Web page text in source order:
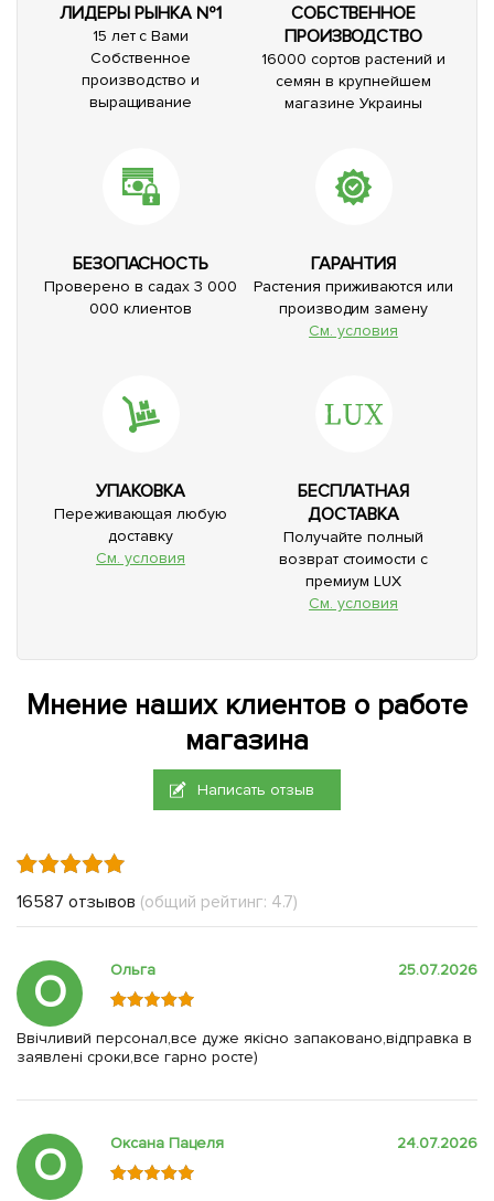
ЛИДЕРЫ РЫНКА №1
15 лет с Вами
Собственное
производство и
выращивание
СОБСТВЕННОЕ
ПРОИЗВОДСТВО
16000 сортов растений и
семян в крупнейшем
магазине Украины
БЕЗОПАСНОСТЬ
Проверено в садах 3 000
000 клиентов
ГАРАНТИЯ
Растения приживаются или
производим замену
См. условия
УПАКОВКА
Переживающая любую
доставку
См. условия
БЕСПЛАТНАЯ
ДОСТАВКА
Получайте полный
возврат стоимости с
премиум LUX
См. условия
Мнение наших клиентов о работе
магазина
Написать отзыв
16587 отзывов (общий рейтинг: 4.7)
О Ольга 25.07.2026
Ввічливий персонал,все дуже якісно запаковано,відправка в
заявлені сроки,все гарно росте)
О Оксана Пацеля 24.07.2026